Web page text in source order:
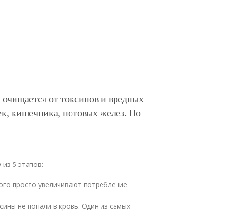
от токсинов и вредных
кишечника, потовых желез. Но
5 этапов:
просто увеличивают потребление
не попали в кровь. Один из самых